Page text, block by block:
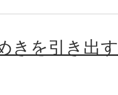
きを引き出す